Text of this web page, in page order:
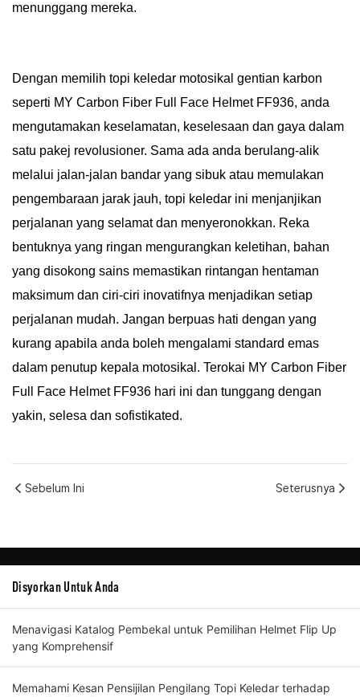
menunggang mereka.
Dengan memilih topi keledar motosikal gentian karbon
seperti MY Carbon Fiber Full Face Helmet FF936, anda
mengutamakan keselamatan, keselesaan dan gaya dalam
satu pakej revolusioner. Sama ada anda berulang-alik
melalui jalan-jalan bandar yang sibuk atau memulakan
pengembaraan jarak jauh, topi keledar ini menjanjikan
perjalanan yang selamat dan menyeronokkan. Reka
bentuknya yang ringan mengurangkan keletihan, bahan
yang disokong sains memastikan rintangan hentaman
maksimum dan ciri-ciri inovatifnya menjadikan setiap
perjalanan mudah. ​​Jangan berpuas hati dengan yang
kurang apabila anda boleh mengalami standard emas
dalam penutup kepala motosikal. Terokai MY Carbon Fiber
Full Face Helmet FF936 hari ini dan tunggang dengan
yakin, selesa dan sofistikated.
Sebelum Ini Seterusnya
Disyorkan Untuk Anda
Menavigasi Katalog Pembekal untuk Pemilihan Helmet Flip Up
yang Komprehensif
Memahami Kesan Pensijilan Pengilang Topi Keledar terhadap